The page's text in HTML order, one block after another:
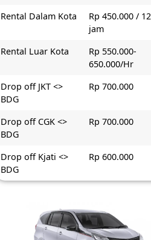
Rental Dalam Kota
Rp 450.000 / 12
jam
Rental Luar Kota
Rp 550.000-
650.000/Hr
Drop off JKT <>
BDG
Rp 700.000
Drop off CGK <>
BDG
Rp 700.000
Drop off Kjati <>
BDG
Rp 600.000